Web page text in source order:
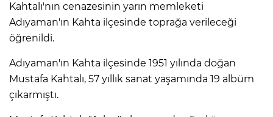
Kahtalı'nın cenazesinin yarın memleketi
Adıyaman'ın Kahta ilçesinde toprağa verileceği
öğrenildi.
Adıyaman'ın Kahta ilçesinde 1951 yılında doğan
Mustafa Kahtalı, 57 yıllık sanat yaşamında 19 albüm
çıkarmıştı.